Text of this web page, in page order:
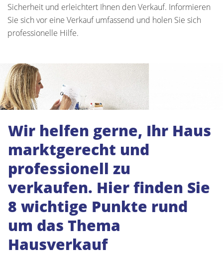
Sicherheit und erleichtert Ihnen den Verkauf. Informieren
Sie sich vor eine Verkauf umfassend und holen Sie sich
professionelle Hilfe.
Wir helfen gerne, Ihr Haus
marktgerecht und
professionell zu
verkaufen. Hier finden Sie
8 wichtige Punkte rund
um das Thema
Hausverkauf